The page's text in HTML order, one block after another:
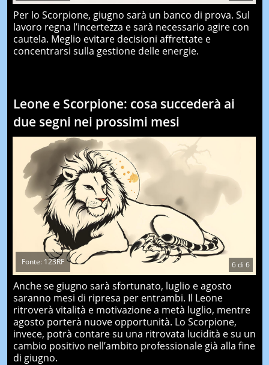
Per lo Scorpione, giugno sarà un banco di prova. Sul
lavoro regna l’incertezza e sarà necessario agire con
cautela. Meglio evitare decisioni affrettate e
concentrarsi sulla gestione delle energie.
Leone e Scorpione: cosa succederà ai
due segni nei prossimi mesi
6di 6
Fonte: 123RF
Anche se giugno sarà sfortunato, luglio e agosto
saranno mesi di ripresa per entrambi. Il Leone
ritroverà vitalità e motivazione a metà luglio, mentre
agosto porterà nuove opportunità. Lo Scorpione,
invece, potrà contare su una ritrovata lucidità e su un
cambio positivo nell’ambito professionale già alla fine
di giugno.